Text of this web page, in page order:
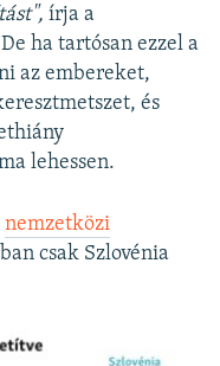
írja a
ha tartósan ezzel a
az embereket,
és
lehessen.
nemzetközi
csak Szlovénia